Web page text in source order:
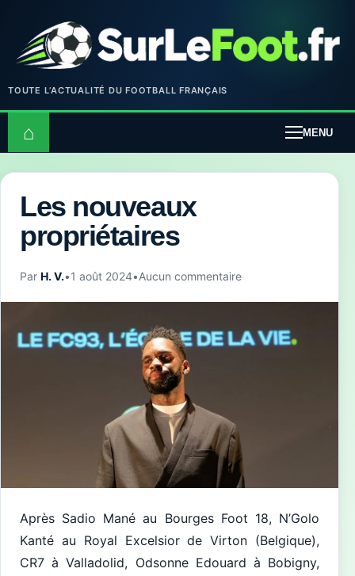
TOUTE L’ACTUALITÉ DU FOOTBALL FRANÇAIS
⌂ MENU
Les nouveaux
propriétaires
Par H. V.•1 août 2024•Aucun commentaire
Après Sadio Mané au Bourges Foot 18, N’Golo
Kanté au Royal Excelsior de Virton (Belgique),
CR7 à Valladolid, Odsonne Edouard à Bobigny,